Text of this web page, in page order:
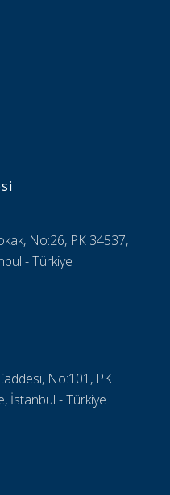
No:26, PK 34537,
- Türkiye
No:101, PK
İstanbul - Türkiye